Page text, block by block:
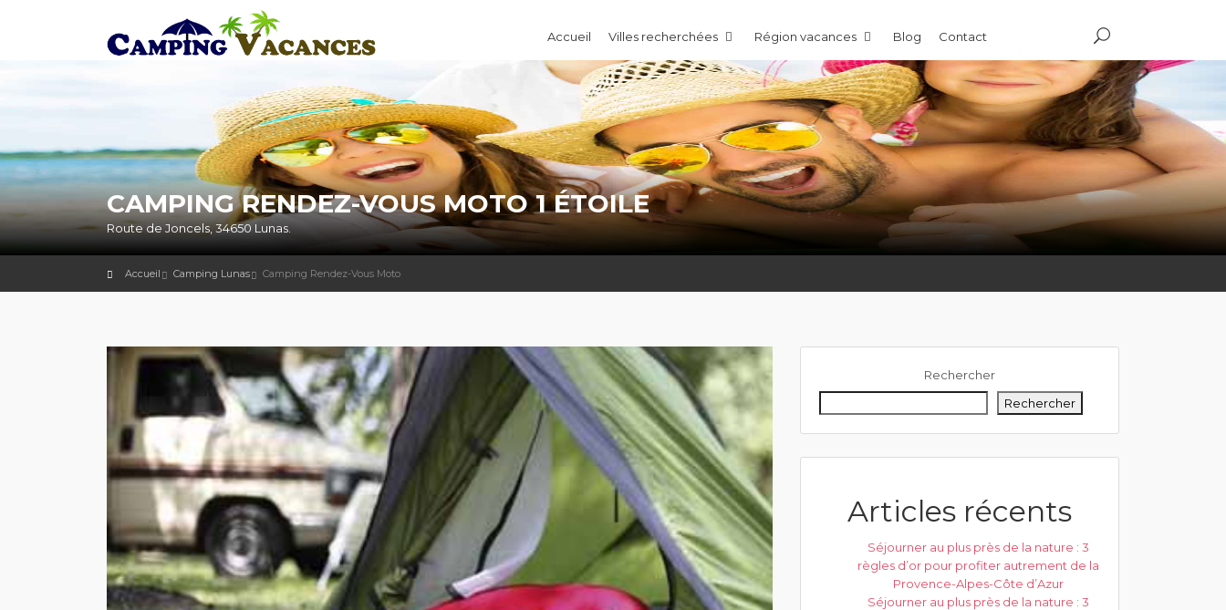
Accueil Villes recherchées Région vacances Blog Contact
CAMPING RENDEZ-VOUS MOTO 1 ÉTOILE
Route de Joncels, 34650 Lunas.
Accueil Camping Lunas Camping Rendez-Vous Moto
Rechercher
Rechercher
Articles récents
Séjourner au plus près de la nature : 3
règles d’or pour profiter autrement de la
Provence-Alpes-Côte d’Azur
Séjourner au plus près de la nature : 3